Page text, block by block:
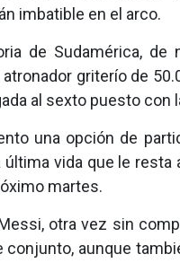
imbatible en el arco.
de Sudamérica, de
griterío de
al sexto puesto con
una opción de
vida que le
martes.
otra vez sin
aunque